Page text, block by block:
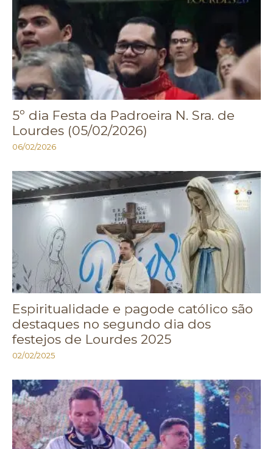
5º dia Festa da Padroeira N. Sra. de
Lourdes (05/02/2026)
06/02/2026
Espiritualidade e pagode católico são
destaques no segundo dia dos
festejos de Lourdes 2025
02/02/2025